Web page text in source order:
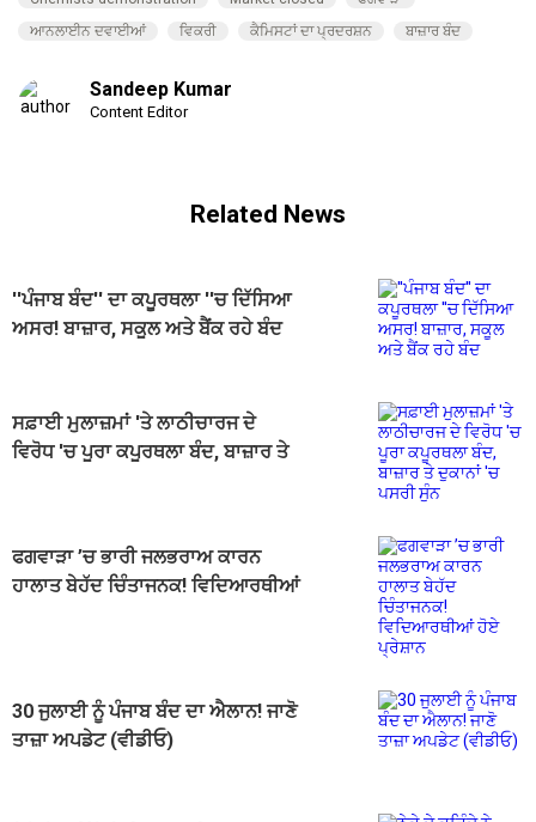
ਆਨਲਾਈਨ ਦਵਾਈਆਂ
ਵਿਕਰੀ ਕੈਮਿਸਟਾਂ ਦਾ ਪ੍ਰਦਰਸ਼ਨ ਬਾਜ਼ਾਰ ਬੰਦ
Sandeep Kumar
Content Editor
Related News
''ਪੰਜਾਬ ਬੰਦ'' ਦਾ ਕਪੂਰਥਲਾ ''ਚ ਦਿੱਸਿਆ
ਅਸਰ! ਬਾਜ਼ਾਰ, ਸਕੂਲ ਅਤੇ ਬੈਂਕ ਰਹੇ ਬੰਦ
ਸਫ਼ਾਈ ਮੁਲਾਜ਼ਮਾਂ 'ਤੇ ਲਾਠੀਚਾਰਜ ਦੇ
ਵਿਰੋਧ 'ਚ ਪੂਰਾ ਕਪੂਰਥਲਾ ਬੰਦ, ਬਾਜ਼ਾਰ ਤੇ
ਫਗਵਾੜਾ ’ਚ ਭਾਰੀ ਜਲਭਰਾਅ ਕਾਰਨ
ਹਾਲਾਤ ਬੇਹੱਦ ਚਿੰਤਾਜਨਕ! ਵਿਦਿਆਰਥੀਆਂ
30 ਜੁਲਾਈ ਨੂੰ ਪੰਜਾਬ ਬੰਦ ਦਾ ਐਲਾਨ! ਜਾਣੋ
ਤਾਜ਼ਾ ਅਪਡੇਟ (ਵੀਡੀਓ)